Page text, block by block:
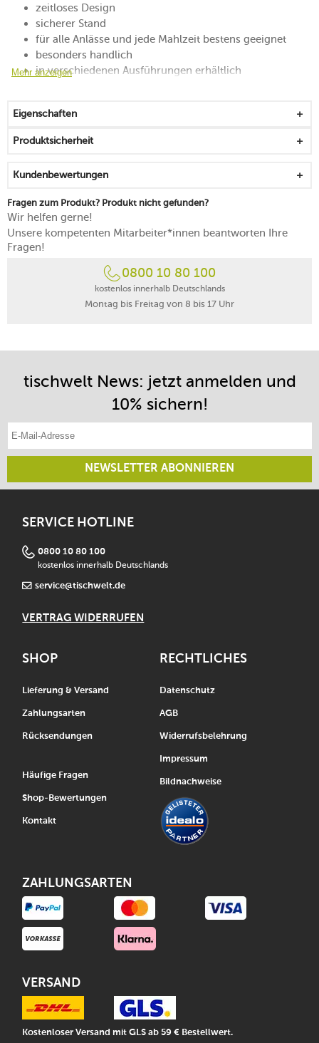
zeitloses Design
sicherer Stand
für alle Anlässe und jede Mahlzeit bestens geeignet
besonders handlich
in verschiedenen Ausführungen erhältlich
spülmaschinengeeignet
Mehr anzeigen
Eigenschaften
Produktsicherheit
Kundenbewertungen
Fragen zum Produkt? Produkt nicht gefunden?
Wir helfen gerne!
Unsere kompetenten Mitarbeiter*innen beantworten Ihre
Fragen!
0800 10 80 100
kostenlos innerhalb Deutschlands
Montag bis Freitag von 8 bis 17 Uhr
tischwelt News: jetzt anmelden und
10% sichern!
NEWSLETTER ABONNIEREN
SERVICE HOTLINE
0800 10 80 100
kostenlos innerhalb Deutschlands
service@tischwelt.de
VERTRAG WIDERRUFEN
SHOP
Lieferung & Versand
Zahlungsarten
Rücksendungen
Häufige Fragen
Shop-Bewertungen
Kontakt
RECHTLICHES
Datenschutz
AGB
Widerrufsbelehrung
Impressum
Bildnachweise
ZAHLUNGSARTEN
VERSAND
Kostenloser Versand mit GLS ab 59 € Bestellwert.